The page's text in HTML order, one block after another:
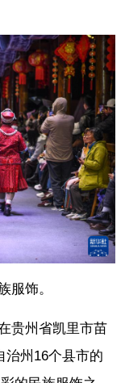
服饰。
贵州省凯里市苗
治州16个县市的